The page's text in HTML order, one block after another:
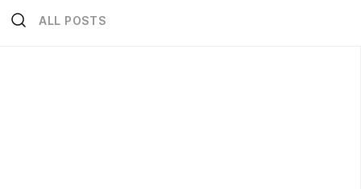
ALL POSTS